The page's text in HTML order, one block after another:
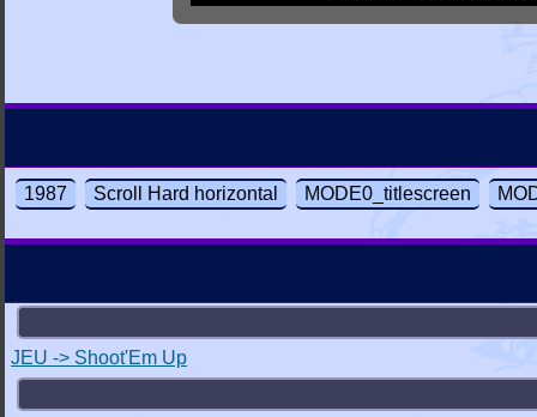
1987 Scroll Hard horizontal MODE0_titlescreen
JEU -> Shoot'Em Up